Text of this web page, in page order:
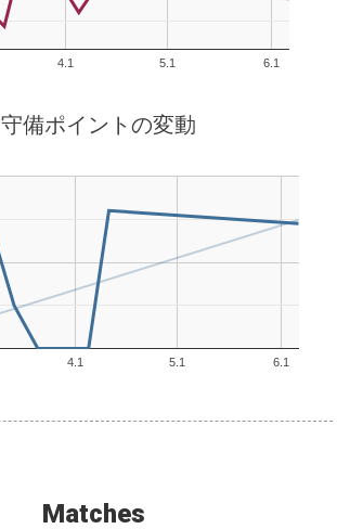
4.1 5.1 6.1
守備ポイントの変動
4.1 5.1 6.1
Matches